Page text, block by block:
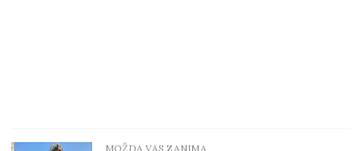
MOŽDA VAS ZANIMA